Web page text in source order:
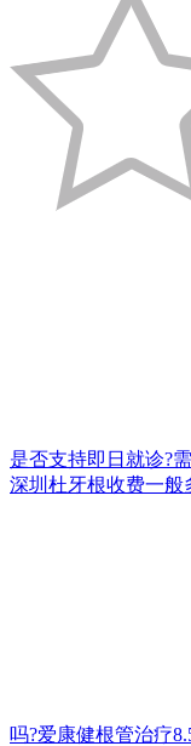
是否支持即日就诊?
深圳杜牙根收费一般
吗?爱康健根管治疗